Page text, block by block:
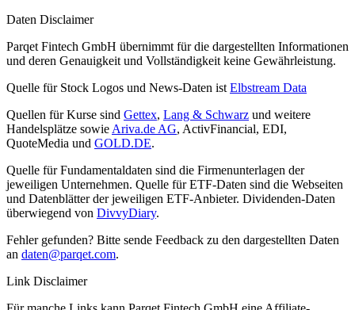
Daten Disclaimer
Parqet Fintech GmbH übernimmt für die dargestellten Informationen
und deren Genauigkeit und Vollständigkeit keine Gewährleistung.
Quelle für Stock Logos und News-Daten ist Elbstream Data
Quellen für Kurse sind Gettex, Lang & Schwarz und weitere
Handelsplätze sowie Ariva.de AG, ActivFinancial, EDI,
QuoteMedia und GOLD.DE.
Quelle für Fundamentaldaten sind die Firmenunterlagen der
jeweiligen Unternehmen. Quelle für ETF-Daten sind die Webseiten
und Datenblätter der jeweiligen ETF-Anbieter. Dividenden-Daten
überwiegend von DivvyDiary.
Fehler gefunden? Bitte sende Feedback zu den dargestellten Daten
an daten@parqet.com.
Link Disclaimer